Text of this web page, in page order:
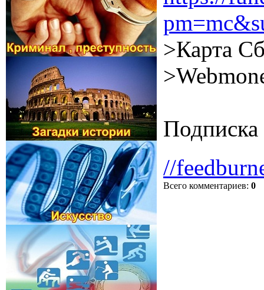
>Карта
Подписка
//
Всего комментариев: 0